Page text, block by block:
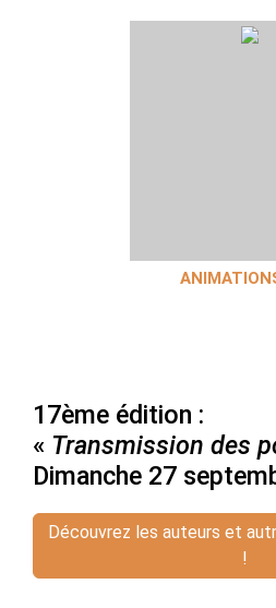
17ème édition :
« Transmission des
Dimanche 27
Découvrez les auteurs et
!